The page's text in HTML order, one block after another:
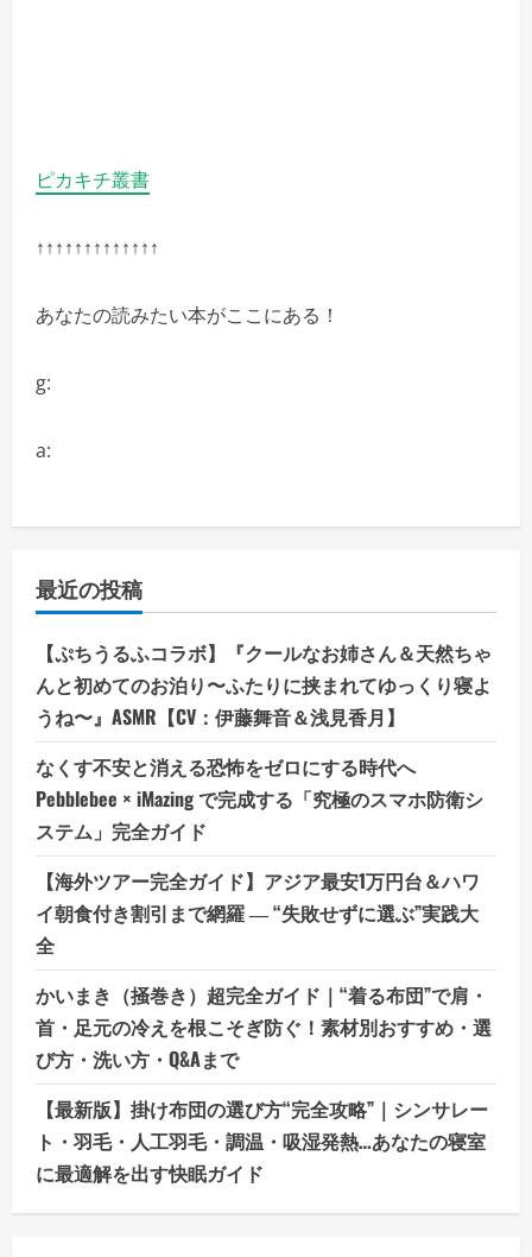
ピカキチ叢書
↑↑↑↑↑↑↑↑↑↑↑↑↑
あなたの読みたい本がここにある！
g:
a:
最近の投稿
【ぷちうるふコラボ】『クールなお姉さん＆天然ちゃ
んと初めてのお泊り〜ふたりに挟まれてゆっくり寝よ
うね〜』ASMR【CV：伊藤舞音＆浅見香月】
なくす不安と消える恐怖をゼロにする時代へ
Pebblebee × iMazing で完成する「究極のスマホ防衛シ
ステム」完全ガイド
【海外ツアー完全ガイド】アジア最安1万円台＆ハワ
イ朝食付き割引まで網羅 ― “失敗せずに選ぶ”実践大
全
かいまき（掻巻き）超完全ガイド｜“着る布団”で肩・
首・足元の冷えを根こそぎ防ぐ！素材別おすすめ・選
び方・洗い方・Q&Aまで
【最新版】掛け布団の選び方“完全攻略”｜シンサレー
ト・羽毛・人工羽毛・調温・吸湿発熱…あなたの寝室
に最適解を出す快眠ガイド